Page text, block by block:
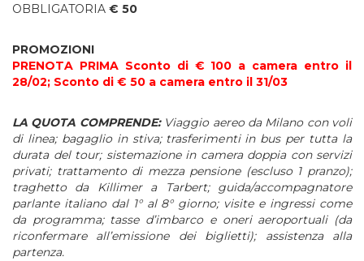
OBBLIGATORIA € 50
PROMOZIONI
PRENOTA PRIMA Sconto di € 100 a camera entro il
28/02; Sconto di € 50 a camera entro il 31/03
LA QUOTA COMPRENDE: Viaggio aereo da Milano con voli
di linea; bagaglio in stiva; trasferimenti in bus per tutta la
durata del tour; sistemazione in camera doppia con servizi
privati; trattamento di mezza pensione (escluso 1 pranzo);
traghetto da Killimer a Tarbert; guida/accompagnatore
parlante italiano dal 1° al 8° giorno; visite e ingressi come
da programma; tasse d’imbarco e oneri aeroportuali (da
riconfermare all’emissione dei biglietti); assistenza alla
partenza.